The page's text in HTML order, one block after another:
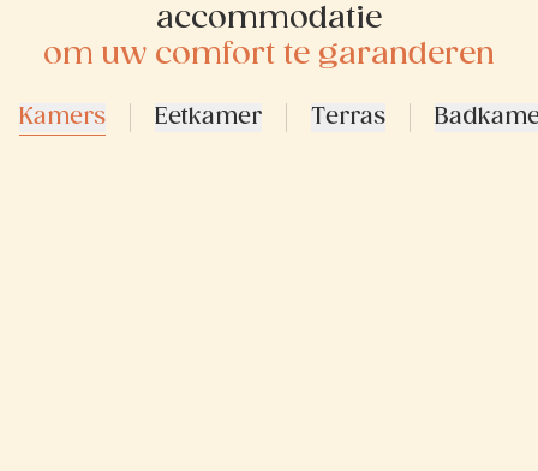
accommodatie
om uw comfort te garanderen
Kamers Eetkamer Terras